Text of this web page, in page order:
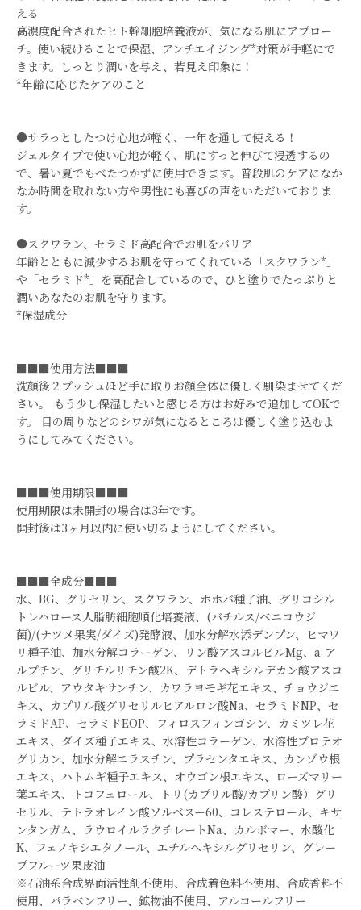
える
高濃度配合されたヒト幹細胞培養液が、気になる肌にアプロー
チ。使い続けることで保湿、アンチエイジング*対策が手軽にで
きます。しっとり潤いを与え、若見え印象に！
*年齢に応じたケアのこと
●サラっとしたつけ心地が軽く、一年を通して使える！
ジェルタイプで使い心地が軽く、肌にすっと伸びて浸透するの
で、暑い夏でもべたつかずに使用できます。普段肌のケアになか
なか時間を取れない方や男性にも喜びの声をいただいておりま
す。
●スクワラン、セラミド高配合でお肌をバリア
年齢とともに減少するお肌を守ってくれている「スクワラン*」
や「セラミド*」を高配合しているので、ひと塗りでたっぷりと
潤いあなたのお肌を守ります。
*保湿成分
■■■使用方法■■■
洗顔後２プッシュほど手に取りお顔全体に優しく馴染ませてくだ
さい。 もう少し保湿したいと感じる方はお好みで追加してOKで
す。 目の周りなどのシワが気になるところは優しく塗り込むよ
うにしてみてください。
■■■使用期限■■■
使用期限は未開封の場合は3年です。
開封後は3ヶ月以内に使い切るようにしてください。
■■■全成分■■■
水、BG、グリセリン、スクワラン、ホホバ種子油、グリコシル
トレハロース人脂肪細胞順化培養液、(バチルス/ベニコウジ
菌)/(ナツメ果実/ダイズ)発酵液、加水分解水添デンプン、ヒマワ
リ種子油、加水分解コラーゲン、リン酸アスコルビルMg、a-ア
ルプチン、グリチルリチン酸2K、デトラヘキシルデカン酸アスコ
ルビル、アウタキサンチン、カワラヨモギ花エキス、チョウジエ
キス、カプリル酸グリセリルヒアルロン酸Na、セラミドNP、セ
ラミドAP、セラミドEOP、フィロスフィンゴシン、カミツレ花
エキス、ダイズ種子エキス、水溶性コラーゲン、水溶性プロテオ
グリカン、加水分解エラスチン、プラセンタエキス、カンゾウ根
エキス、ハトムギ種子エキス、オウゴン根エキス、ローズマリー
葉エキス、トコフェロール、トリ(カプリル酸/カプリン酸）グリ
セリル、テトラオレイン酸ソルベスー60、コレステロール、キサ
ンタンガム、ラウロイルラクチレートNa、カルボマー、水酸化
K、フェノキシエタノール、エチルヘキシルグリセリン、グレー
プフルーツ果皮油
※石油系合成界面活性剤不使用、合成着色料不使用、合成香料不
使用、パラベンフリー、鉱物油不使用、アルコールフリー